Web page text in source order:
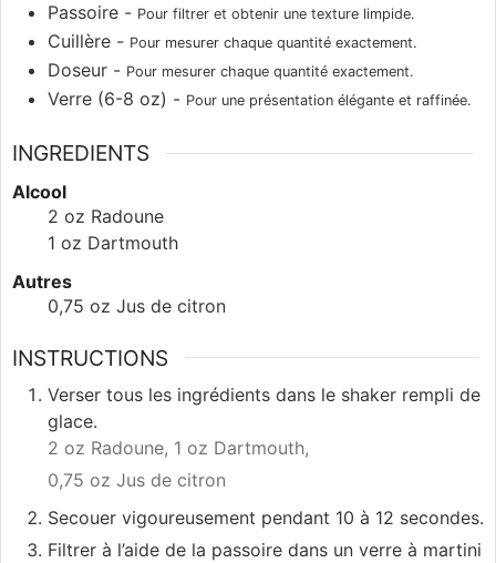
Passoire - Pour filtrer et obtenir une texture limpide.
Cuillère - Pour mesurer chaque quantité exactement.
Doseur - Pour mesurer chaque quantité exactement.
Verre (6-8 oz) - Pour une présentation élégante et raffinée.
INGREDIENTS
Alcool
2 oz Radoune
1 oz Dartmouth
Autres
0,75 oz Jus de citron
INSTRUCTIONS
Verser tous les ingrédients dans le shaker rempli de
glace.
2 oz Radoune, 1 oz Dartmouth,
0,75 oz Jus de citron
Secouer vigoureusement pendant 10 à 12 secondes.
Filtrer à l’aide de la passoire dans un verre à martini